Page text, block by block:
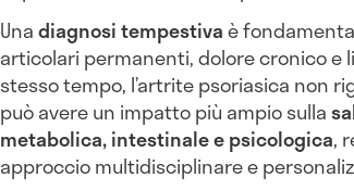
Unadiagnosi tempestivaè
articolari permanenti, dolore cronico e
stesso tempo, l’artrite psoriasica non
può avere un impatto più ampio sulla
metabolica, intestinale e psicologica,
approccio multidisciplinare e